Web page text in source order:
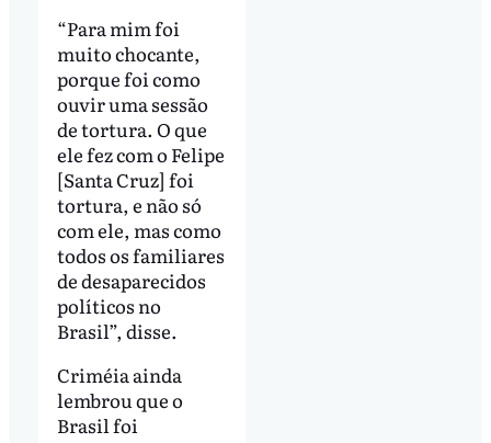
“Para mim foi
muito chocante,
porque foi como
ouvir uma sessão
de tortura. O que
ele fez com o Felipe
[Santa Cruz] foi
tortura, e não só
com ele, mas como
todos os familiares
de desaparecidos
políticos no
Brasil”, disse.
Criméia ainda
lembrou que o
Brasil foi